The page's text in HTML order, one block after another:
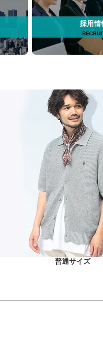
採用情
普通サイズ